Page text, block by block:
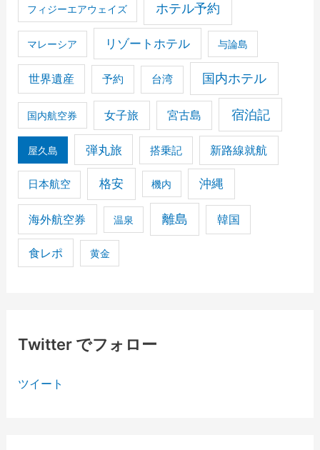
フィジーエアウェイズ ホテル予約
マレーシア リゾートホテル 与論島
世界遺産 予約 台湾 国内ホテル
国内航空券 女子旅 宮古島 宿泊記
屋久島 弾丸旅 搭乗記 新路線就航
日本航空 格安 機内 沖縄
海外航空券 温泉 離島 韓国
食レポ 黄金
Twitter でフォロー
ツイート